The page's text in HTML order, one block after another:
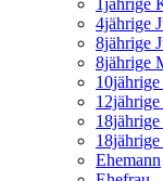
1jährige
4jährige
8jährige
8jährige
10jährige
18jährige
Ehemann